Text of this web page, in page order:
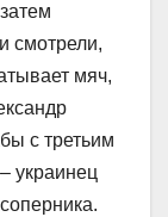
смотрели,
мяч,
с третьим
украинец